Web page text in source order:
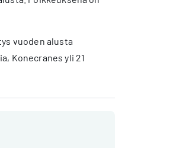
vuoden alusta
Konecranes yli 21